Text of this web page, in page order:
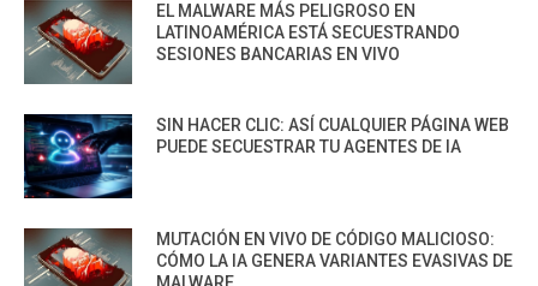
EL MALWARE MÁS PELIGROSO EN
LATINOAMÉRICA ESTÁ SECUESTRANDO
SESIONES BANCARIAS EN VIVO
SIN HACER CLIC: ASÍ CUALQUIER PÁGINA WEB
PUEDE SECUESTRAR TU AGENTES DE IA
MUTACIÓN EN VIVO DE CÓDIGO MALICIOSO:
CÓMO LA IA GENERA VARIANTES EVASIVAS DE